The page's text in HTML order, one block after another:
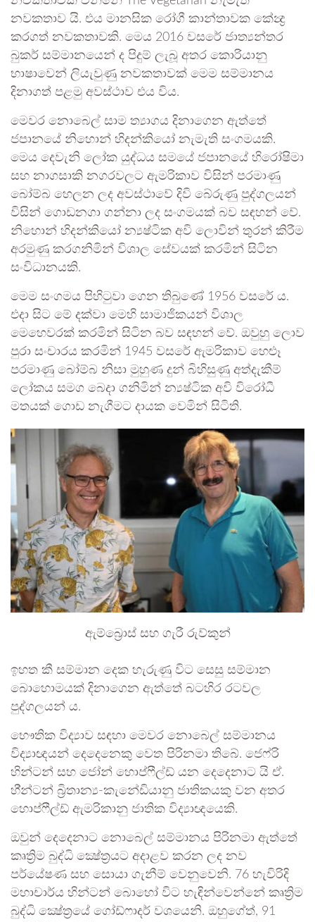
නවකතාව යි. එය මානසික රෝගී කාන්තාවක කේන්‍ද්‍ර
කරගත් නවකතාවකි. මෙය 2016 වසරේ ජාත්‍යන්තර
බුකර් සම්මානයෙන් ද පිදුම් ලැබූ අතර කොරියානු
භාෂාවෙන් ලියැවුණු නවකතාවක් මෙම සම්මානය
දිනාගත් පළමු අවස්ථාව එය විය.
මෙවර නොබෙල් සාම ත්‍යාගය දිනාගෙන ඇත්තේ
ජපානයේ නිහොන් හිදන්කියෝ නැමැති සංගමයකි.
මෙය දෙවැනි ලෝක යුද්ධය සමයේ ජපානයේ හිරෝෂිමා
සහ නාගසාකි නගරවලට ඇමරිකාව විසින් පරමාණු
බෝම්බ හෙලන ලද අවස්ථාවේ දිවි බේරුණු පුද්ගලයන්
විසින් ගොඩනගා ගන්නා ලද සංගමයක් බව සඳහන් වේ.
නිහොන් හිදන්කියෝ න්‍යෂ්ටික අවි ලොවින් තුරන් කිරීම
අරමුණු කරගනිමින් විශාල සේවයක් කරමින් සිටින
සංවිධානයකි.
මෙම සංගමය පිහිටුවා ගෙන තිබුණේ 1956 වසරේ ය.
එදා සිට මේ දක්වා මෙහි සාමාජිකයන් විශාල
මෙහෙවරක් කරමින් සිටින බව සඳහන් වේ. ඔවුහු ලොව
පුරා සංචාරය කරමින් 1945 වසරේ ඇමරිකාව හෙළුෑ
පරමාණු බෝම්බ නිසා මුහුණ දුන් බිහිසුණු අත්දැකීම්
ලෝකය සමග බෙදා ගනිමින් න්‍යෂ්ටික අවි විරෝධී
මතයක් ගොඩ නැගීමට දායක වෙමින් සිටිති.
ඇම්බ්‍රොස් සහ ගැරී රුව්කුන්
ඉහත කී සම්මාන දෙක හැරුණු විට සෙසු සම්මාන
බොහොමයක් දිනාගෙන ඇත්තේ බටහිර රටවල
පුද්ගලයන් ය.
භෞතික විද්‍යාව සඳහා මෙවර නොබෙල් සම්මානය
විද්‍යාඥයන් දෙදෙනෙකු වෙත පිරිනමා තිබේ. ජෙෆ්රි
හින්ටන් සහ ජෝන් හොප්ෆීල්ඩ් යන දෙදෙනාට යි ඒ.
හි්න්ටන් බ්‍රිතාන්‍ය-කැනේඩියානු ජාතිකයකු වන අතර
හොප්ෆීල්ඩ් ඇමරිකානු ජාතික විද්‍යාඥයෙකි.
ඔවුන් දෙදෙනාට නොබෙල් සම්මානය පිරිනමා ඇත්තේ
කෘත්‍රිම බුද්ධි ක්‍ෂේත්‍රයට අදාළව කරන ලද නව
පර්යේෂණ සහ සොයා ගැනීම් වෙනුවෙනි. 76 හැවිරිදි
මහාචාර්ය හින්ටන් බොහෝ විට හැඳින්වෙන්නේ කෘත්‍රිම
බුද්ධි ක්‍ෂේත්‍රයේ ගෝඩ්ෆාදර් වශයෙනි. ඔහුගේත්, 91